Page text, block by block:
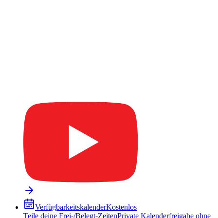
VerfügbarkeitskalenderKostenlos
Teile deine Frei-/Belegt-ZeitenPrivate Kalenderfreigabe ohne